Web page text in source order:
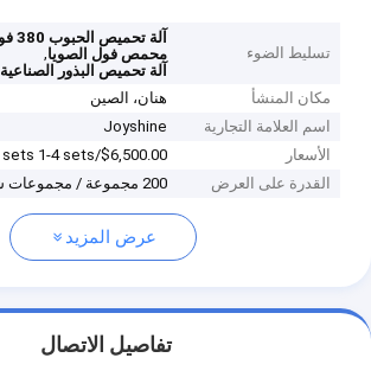
تسليط الضوء
آلة تحميص الحبوب 380 فولت
محمص فول الصويا,
آلة تحميص البذور الصناعية
مكان المنشأ
هنان، الصين
اسم العلامة التجارية
Joyshine
الأسعار
$6,500.00/sets 1-4 sets
القدرة على العرض
200 مجموعة / مجموعات شهريا
عرض المزيد
تفاصيل الاتصال